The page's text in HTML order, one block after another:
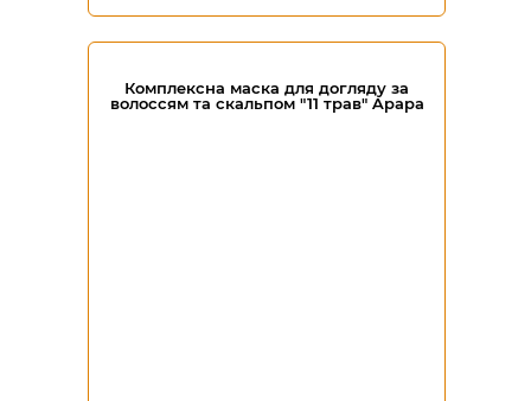
Комплексна маска для догляду за
волоссям та скальпом "11 трав" Apapa